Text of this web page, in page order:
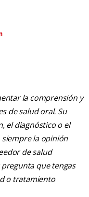
la comprensión y
de salud oral. Su
el diagnóstico o el
la opinión
de salud
que tengas
o tratamiento